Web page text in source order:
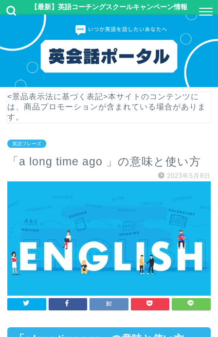
【最新】英語コーチングスクールキャンペーン情報
<景品表示法に基づく表記>本サイトのコンテンツに
は、商品プロモーションが含まれている場合がありま
す。
英語フレーズ
「a long time ago 」の意味と使い方
2023年5月8日